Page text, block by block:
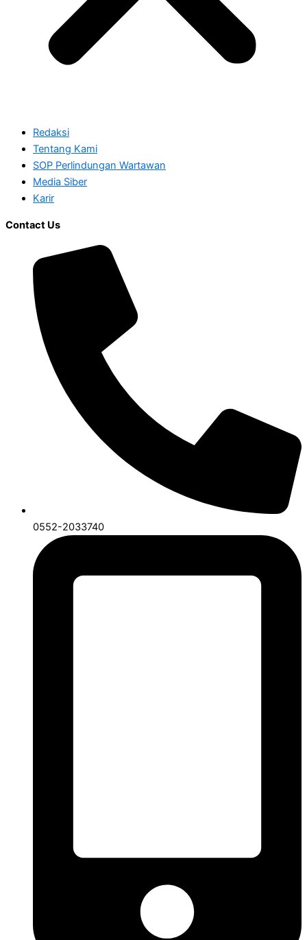
Redaksi
Tentang Kami
SOP Perlindungan Wartawan
Media Siber
Karir
Contact Us
0552-2033740